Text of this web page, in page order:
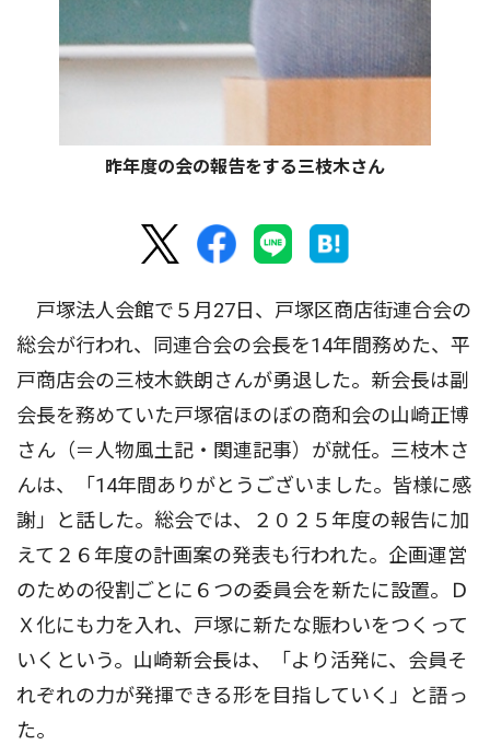
昨年度の会の報告をする三枝木さん
戸塚法人会館で５月27日、戸塚区商店街連合会の
総会が行われ、同連合会の会長を14年間務めた、平
戸商店会の三枝木鉄朗さんが勇退した。新会長は副
会長を務めていた戸塚宿ほのぼの商和会の山崎正博
さん（＝人物風土記・関連記事）が就任。三枝木さ
んは、「14年間ありがとうございました。皆様に感
謝」と話した。総会では、２０２５年度の報告に加
えて２６年度の計画案の発表も行われた。企画運営
のための役割ごとに６つの委員会を新たに設置。Ｄ
Ｘ化にも力を入れ、戸塚に新たな賑わいをつくって
いくという。山崎新会長は、「より活発に、会員そ
れぞれの力が発揮できる形を目指していく」と語っ
た。